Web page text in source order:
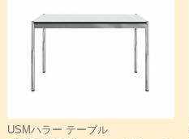
USMハラー テーブル